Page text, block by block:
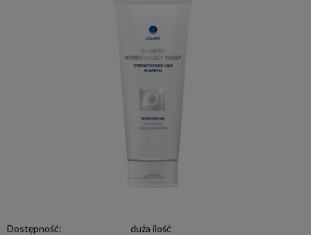
Dostępność:
duża ilość